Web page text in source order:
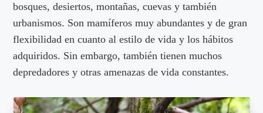
bosques, desiertos, montañas, cuevas y también
urbanismos. Son mamíferos muy abundantes y de gran
flexibilidad en cuanto al estilo de vida y los hábitos
adquiridos. Sin embargo, también tienen muchos
depredadores y otras amenazas de vida constantes.